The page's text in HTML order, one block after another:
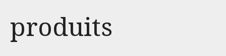
produits